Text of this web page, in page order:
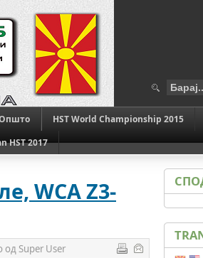
HST World Championship 2015
HST 2017
WCA Z3-
од Super User